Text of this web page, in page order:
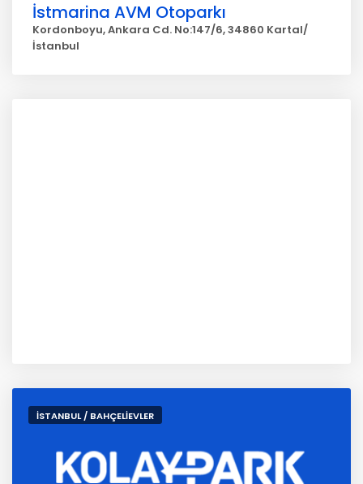
İstmarina AVM Otoparkı
Kordonboyu, Ankara Cd. No:147/6, 34860 Kartal/
İstanbul
İSTANBUL / BAHÇELİEVLER